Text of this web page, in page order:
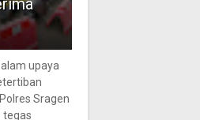
upaya
Sragen
tegas